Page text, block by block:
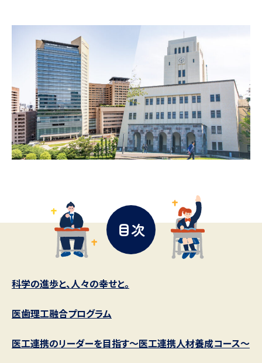
大学で学べる内容や特徴を調べる
新増設大学・学部・学科特集
国際・グローバルに強い大学特
集
データサイエンス特集 奨学金・特待生制度特集
デジタルパンフレット 進路の３択
オープンキャンパスなどを調べる
オープンキャンパス検索 実施プログラムから探す
受験準備
目次
科学の進歩と、人々の幸せと。
医歯理工融合プログラム
医工連携のリーダーを目指す～医工連携人材養成コース～